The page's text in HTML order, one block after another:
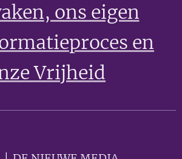
, ons eigen
en
Vrijheid